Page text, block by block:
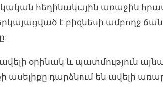
հեղինակային առաջին
է բիզնեսի ամբողջ
օրինակ և պատմություն
ասելիքը դարձնում են ավելի